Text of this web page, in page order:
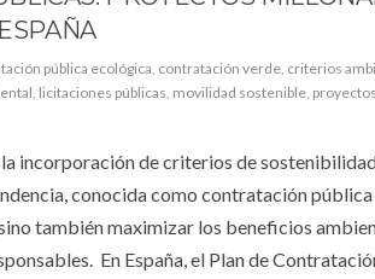
pública ecológica, contratación verde, criterios
, licitaciones públicas, movilidad sostenible, proyectos
incorporación de criterios de
conocida como contratación pública
también maximizar los beneficios
En España, el Plan de